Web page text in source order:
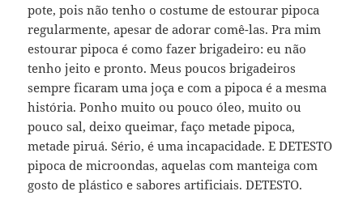
pote, pois não tenho o costume de estourar pipoca
regularmente, apesar de adorar comê-las. Pra mim
estourar pipoca é como fazer brigadeiro: eu não
tenho jeito e pronto. Meus poucos brigadeiros
sempre ficaram uma joça e com a pipoca é a mesma
história. Ponho muito ou pouco óleo, muito ou
pouco sal, deixo queimar, faço metade pipoca,
metade piruá. Sério, é uma incapacidade. E DETESTO
pipoca de microondas, aquelas com manteiga com
gosto de plástico e sabores artificiais. DETESTO.